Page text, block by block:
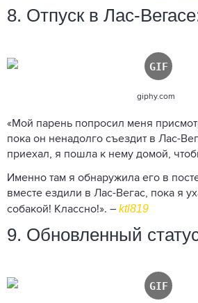
8. Отпуск в Лас-
giphy.com
«Мой парень попросил меня
пока он ненадолго съездит в Лас-
приехал, я пошла к нему домой,
Именно там я обнаружила его в
вместе ездили в Лас-Вегас, пока я
собакой! Классно!». – ktl819
9. Обновленный